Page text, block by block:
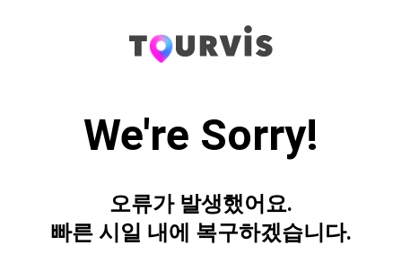
We're Sorry!
오류가 발생했어요.
빠른 시일 내에 복구하겠습니다.